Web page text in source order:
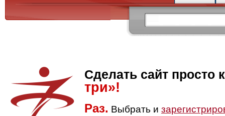
Сделать сайт просто
три»!
Раз. Выбрать и